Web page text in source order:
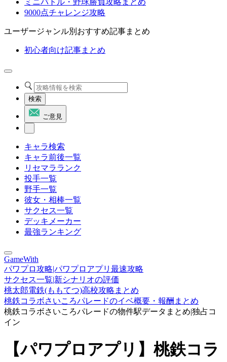
ミニバトル・野球勝負攻略まとめ
9000点チャレンジ攻略
ユーザージャンル別おすすめ記事まとめ
初心者向け記事まとめ
検索
ご意見
キャラ検索
キャラ前後一覧
リセマラランク
投手一覧
野手一覧
彼女・相棒一覧
サクセス一覧
デッキメーカー
最強ランキング
GameWith
パワプロ攻略|パワプロアプリ最速攻略
サクセス一覧|新シナリオの評価
桃太郎電鉄(ももてつ)高校攻略まとめ
桃鉄コラボさいころパレードのイベ概要・報酬まとめ
桃鉄コラボさいころパレードの物件駅データまとめ|独占コ
イン
【パワプロアプリ】桃鉄コラ